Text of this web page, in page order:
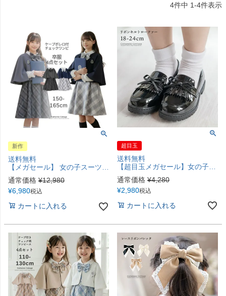
4件中 1-4件表示
新作
送料無料
【メガセール】 女の子スーツ 小学校卒業式 ケープ付き チェック柄ワンピース セットアップ 4点セット[長袖ワンピース,ケープ,リボン,ワッペン] フォーマル 女子スーツ 紺 グレー 小学生 TAK キャサリンコテージ
通常価格 ¥12,980
¥6,980税込
カートに入れる
超目玉
送料無料
【超目玉メガセール】女の子靴 リボンキルトローファー[18 19 20 21 22 23 24 cm] フォーマルシューズ カジュアル キャサリンコテージ TAK
通常価格 ¥4,280
¥2,980税込
カートに入れる